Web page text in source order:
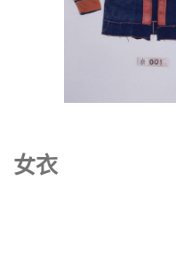
女衣